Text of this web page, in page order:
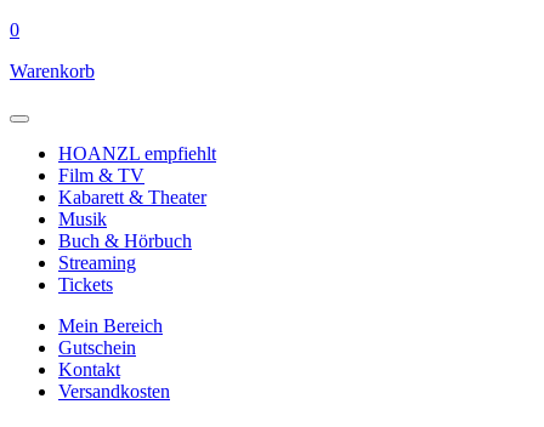
0
Warenkorb
HOANZL empfiehlt
Film & TV
Kabarett & Theater
Musik
Buch & Hörbuch
Streaming
Tickets
Mein Bereich
Gutschein
Kontakt
Versandkosten